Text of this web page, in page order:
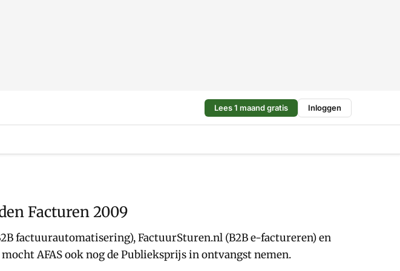
Lees 1 maand gratis Inloggen
Facturen 2009
factuurautomatisering), FactuurSturen.nl (B2B e-factureren) en
AFAS ook nog de Publieksprijs in ontvangst nemen.